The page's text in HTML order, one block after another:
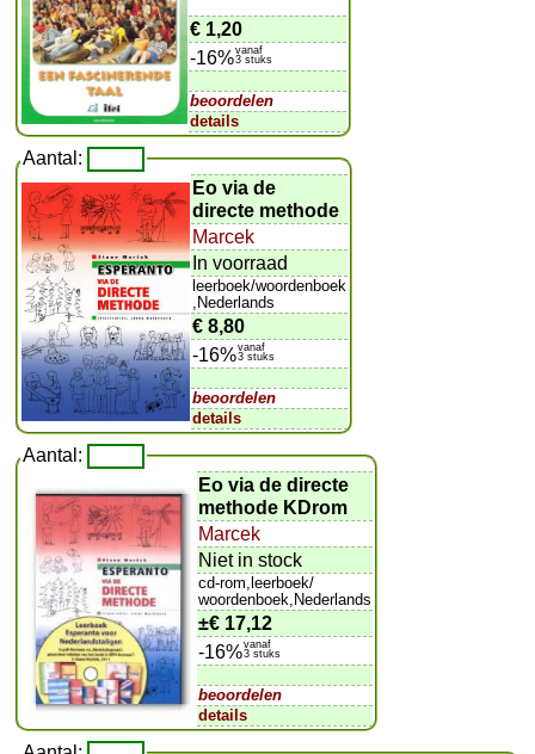
€ 1,20
-16%vanaf
3 stuks
beoordelen
details
Aantal:
Eo via de
directe methode
Marcek
In voorraad
leerboek/woordenboek
,Nederlands
€ 8,80
-16%vanaf
3 stuks
beoordelen
details
Aantal:
Eo via de directe
methode KDrom
Marcek
Niet in stock
cd-rom,leerboek/
woordenboek,Nederlands
±€ 17,12
-16%vanaf
3 stuks
beoordelen
details